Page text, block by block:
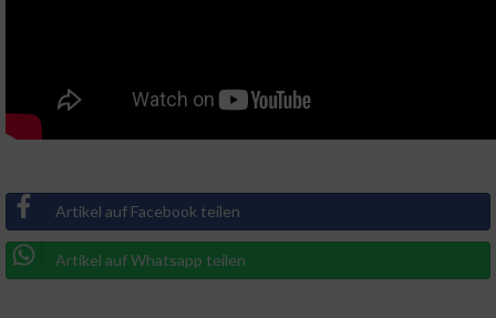
Artikel auf Facebook teilen
Artikel auf Whatsapp teilen